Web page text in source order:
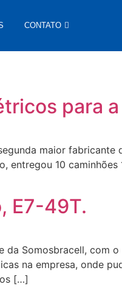
CONTATO
para
maior fabricante
entregou 10
E7-49T.
Somosbracell, com
na empresa, onde
[…]